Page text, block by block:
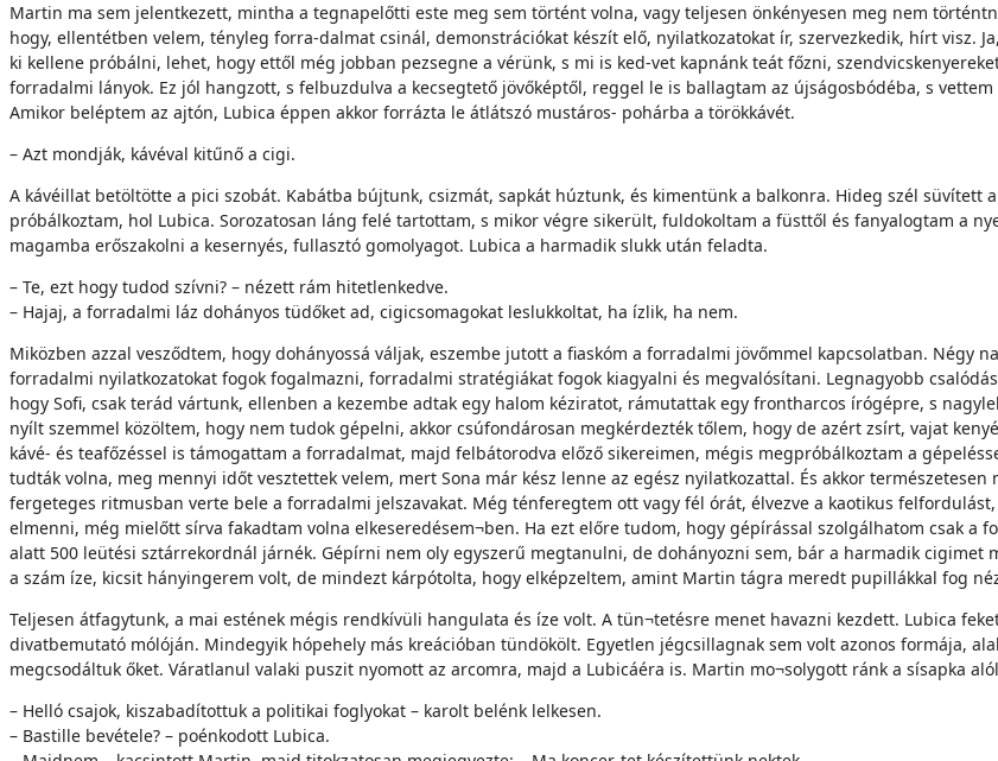
Martin ma sem jelentkezett, mintha a tegnapelőtti este meg sem történt volna, vagy teljesen önkényesen meg nem
hogy, ellentétben velem, tényleg forra-dalmat csinál, demonstrációkat készít elő, nyilatkozatokat ír, szervezkedik, hírt visz.
ki kellene próbálni, lehet, hogy ettől még jobban pezsegne a vérünk, s mi is ked-vet kapnánk teát főzni,
forradalmi lányok. Ez jól hangzott, s felbuzdulva a kecsegtető jövőképtől, reggel le is ballagtam az újságosbódéba, s
Amikor beléptem az ajtón, Lubica éppen akkor forrázta le átlátszó mustáros- pohárba a törökkávét.
– Azt mondják, kávéval kitűnő a cigi.
A kávéillat betöltötte a pici szobát. Kabátba bújtunk, csizmát, sapkát húztunk, és kimentünk a balkonra. Hideg szél süvített
próbálkoztam, hol Lubica. Sorozatosan láng felé tartottam, s mikor végre sikerült, fuldokoltam a füsttől és fanyalogtam a
magamba erőszakolni a kesernyés, fullasztó gomolyagot. Lubica a harmadik slukk után feladta.
– Te, ezt hogy tudod szívni? – nézett rám hitetlenkedve.
– Hajaj, a forradalmi láz dohányos tüdőket ad, cigicsomagokat leslukkoltat, ha ízlik, ha nem.
Miközben azzal vesződtem, hogy dohányossá váljak, eszembe jutott a fiaskóm a forradalmi jövőmmel kapcsolatban. Négy
forradalmi nyilatkozatokat fogok fogalmazni, forradalmi stratégiákat fogok kiagyalni és megvalósítani. Legnagyobb
hogy Sofi, csak terád vártunk, ellenben a kezembe adtak egy halom kéziratot, rámutattak egy frontharcos írógépre, s
nyílt szemmel közöltem, hogy nem tudok gépelni, akkor csúfondárosan megkérdezték tőlem, hogy de azért zsírt, vajat
kávé- és teafőzéssel is támogattam a forradalmat, majd felbátorodva előző sikereimen, mégis megpróbálkoztam a
tudták volna, meg mennyi időt vesztettek velem, mert Sona már kész lenne az egész nyilatkozattal. És akkor
fergeteges ritmusban verte bele a forradalmi jelszavakat. Még ténferegtem ott vagy fél órát, élvezve a kaotikus
elmenni, még mielőtt sírva fakadtam volna elkeseredésem¬ben. Ha ezt előre tudom, hogy gépírással szolgálhatom csak
alatt 500 leütési sztárrekordnál járnék. Gépírni nem oly egyszerű megtanulni, de dohányozni sem, bár a harmadik
a szám íze, kicsit hányingerem volt, de mindezt kárpótolta, hogy elképzeltem, amint Martin tágra meredt pupillákkal fog
Teljesen átfagytunk, a mai estének mégis rendkívüli hangulata és íze volt. A tün¬tetésre menet havazni kezdett. Lubica
divatbemutató mólóján. Mindegyik hópehely más kreációban tündökölt. Egyetlen jégcsillagnak sem volt azonos formája,
megcsodáltuk őket. Váratlanul valaki puszit nyomott az arcomra, majd a Lubicáéra is. Martin mo¬solygott ránk a sísapka
– Helló csajok, kiszabadítottuk a politikai foglyokat – karolt belénk lelkesen.
– Bastille bevétele? – poénkodott Lubica.